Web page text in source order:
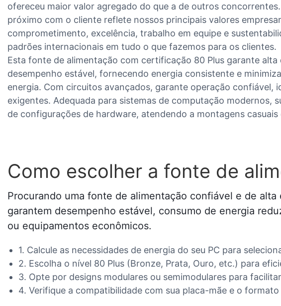
ofereceu maior valor agregado do que a de outros
próximo com o cliente reflete nossos principais valores
comprometimento, excelência, trabalho em equipe e
padrões internacionais em tudo o que fazemos para os clientes.
Esta fonte de alimentação com certificação 80 Plus garante
desempenho estável, fornecendo energia consistente e
energia. Com circuitos avançados, garante operação confiável,
exigentes. Adequada para sistemas de computação modernos,
de configurações de hardware, atendendo a montagens
Como escolher a fonte de
Procurando uma fonte de alimentação confiável e de
garantem desempenho estável, consumo de energia
ou equipamentos econômicos.
1. Calcule as necessidades de energia do seu PC para
2. Escolha o nível 80 Plus (Bronze, Prata, Ouro, etc.) para
3. Opte por designs modulares ou semimodulares para
4. Verifique a compatibilidade com sua placa-mãe e o